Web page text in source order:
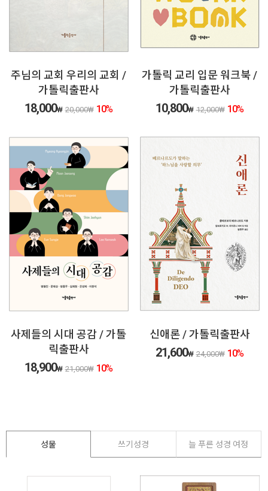
주님의 교회 우리의 교회 /
가톨릭출판사
18,000₩ 20,000₩ 10%
가톨릭 교리 입문 워크북 /
가톨릭출판사
10,800₩ 12,000₩ 10%
사제들의 시대 공감 / 가톨
릭출판사
18,900₩ 21,000₩ 10%
신애론 / 가톨릭출판사
21,600₩ 24,000₩ 10%
성물 쓰기성경 늘 푸른 성경 여정